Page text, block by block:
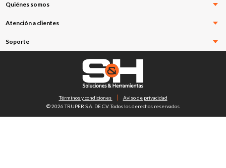
Quiénes somos
Atención a clientes
Soporte
Términos y condiciones
Aviso de privacidad
© 2026 TRUPER S.A. DE C.V. Todos los derechos reservados